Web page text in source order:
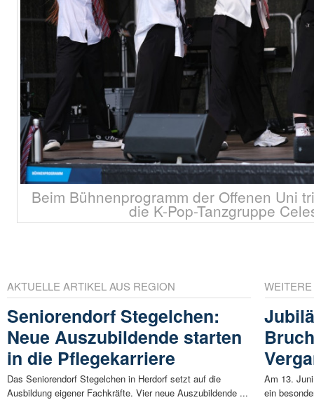
Beim Bühnenprogramm der Offenen Uni
die K-Pop-Tanzgruppe
AKTUELLE ARTIKEL AUS REGION
Seniorendorf Stegelchen:
Neue Auszubildende starten
in die Pflegekarriere
Das Seniorendorf Stegelchen in Herdorf setzt auf die
Ausbildung eigener Fachkräfte. Vier neue Auszubildende ...
Am 13.
ein